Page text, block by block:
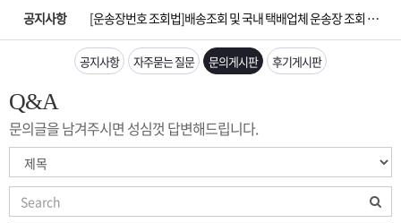
맨
품
매
은
사
스
노
하
고
객
센
마
이
주
공지사항 [운송장번호 조회법]배송조회 및 국내 택배업체 운송장 조회 하는법
[ios앱 오픈]아이폰 고객 앱설치 가능합니다.
입금확인이 안되는 상황을 대비해 꼭 입금후 고객센터 연락바랍니다.
[2026구정 연휴]설 연휴 배송 및 휴무 안내
공지사항 자주묻는 질문 문의게시판 후기게시판
Q&A
문의글을 남겨주시면 성심껏 답변해드립니다.